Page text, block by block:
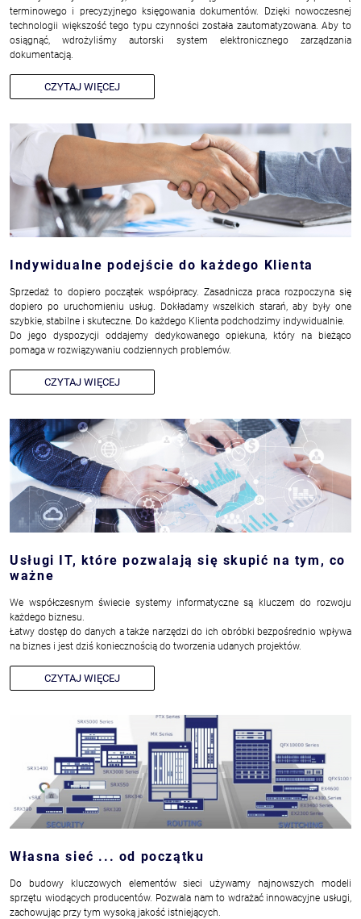
terminowego i precyzyjnego księgowania dokumentów. Dzięki nowoczesnej
technologii większość tego typu czynności została zautomatyzowana. Aby to
osiągnąć, wdrożyliśmy autorski system elektronicznego zarządzania
dokumentacją.
CZYTAJ WIĘCEJ
Indywidualne podejście do każdego Klienta
Sprzedaż to dopiero początek współpracy. Zasadnicza praca rozpoczyna się
dopiero po uruchomieniu usług. Dokładamy wszelkich starań, aby były one
szybkie, stabilne i skuteczne. Do każdego Klienta podchodzimy indywidualnie.
Do jego dyspozycji oddajemy dedykowanego opiekuna, który na bieżąco
pomaga w rozwiązywaniu codziennych problemów.
CZYTAJ WIĘCEJ
Usługi IT, które pozwalają się skupić na tym, co
ważne
We współczesnym świecie systemy informatyczne są kluczem do rozwoju
każdego biznesu.
Łatwy dostęp do danych a także narzędzi do ich obróbki bezpośrednio wpływa
na biznes i jest dziś koniecznością do tworzenia udanych projektów.
CZYTAJ WIĘCEJ
Własna sieć ... od początku
Do budowy kluczowych elementów sieci używamy najnowszych modeli
sprzętu wiodących producentów. Pozwala nam to wdrażać innowacyjne usługi,
zachowując przy tym wysoką jakość istniejących.